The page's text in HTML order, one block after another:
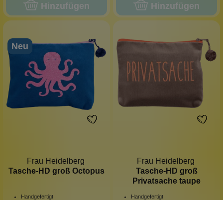
Hinzufügen Hinzufügen
Neu
Frau Heidelberg
Tasche-HD groß Octopus
Handgefertigt
Frau Heidelberg
Tasche-HD groß
Privatsache taupe
Handgefertigt